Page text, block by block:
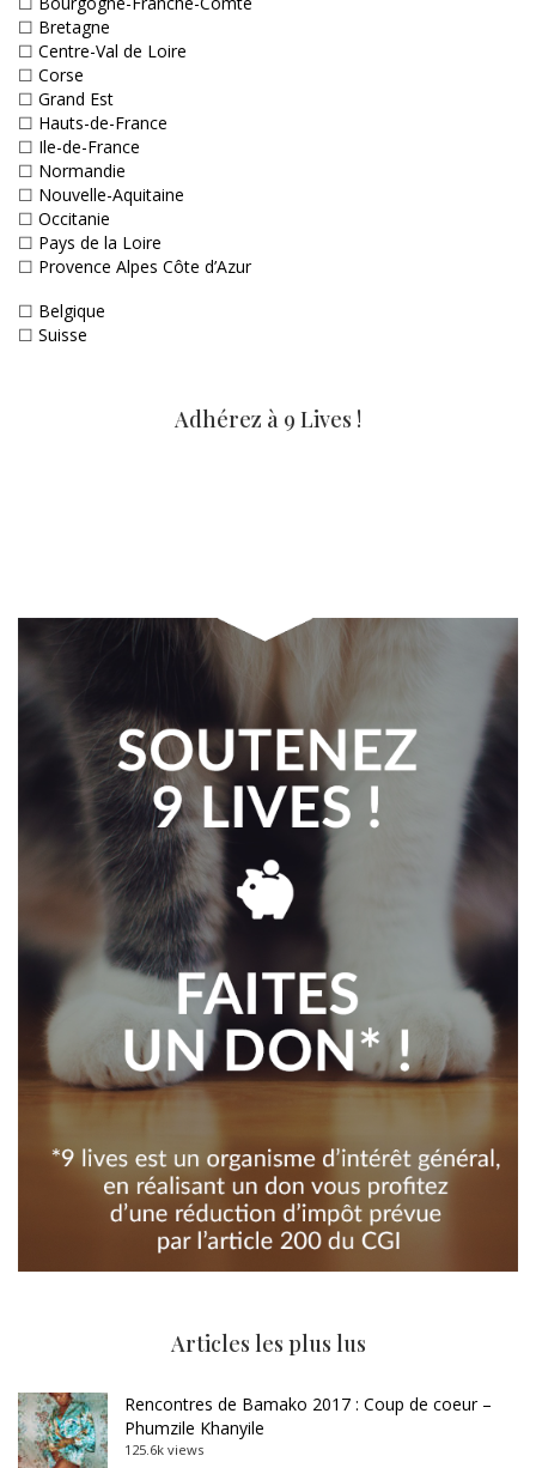
☐ Bretagne
☐ Centre-Val de Loire
☐ Corse
☐ Grand Est
☐ Hauts-de-France
☐ Ile-de-France
☐ Normandie
☐ Nouvelle-Aquitaine
☐ Occitanie
☐ Pays de la Loire
☐ Provence Alpes Côte d’Azur
☐ Belgique
☐ Suisse
Adhérez à 9 Lives !
Articles les plus lus
Rencontres de Bamako 2017 : Coup de coeur –
Phumzile Khanyile
125.6k views